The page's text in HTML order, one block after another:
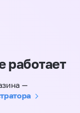
работает
—